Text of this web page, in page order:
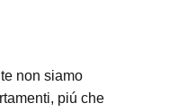
non siamo
piú che